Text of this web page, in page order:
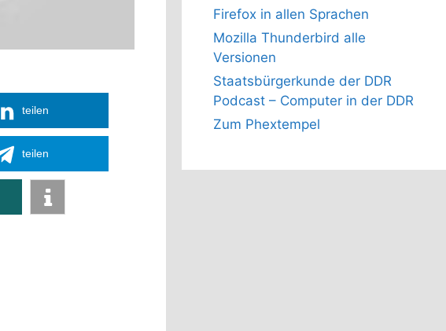
teilen
teilen
Firefox in allen Sprachen
Mozilla Thunderbird alle
Versionen
Staatsbürgerkunde der DDR
Podcast – Computer in der DDR
Zum Phextempel